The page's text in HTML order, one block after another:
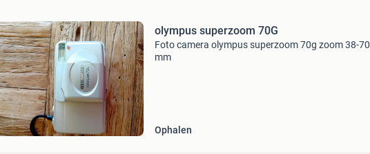
olympus superzoom 70G
Foto camera olympus superzoom 70g zoom 38-70
mm
Ophalen